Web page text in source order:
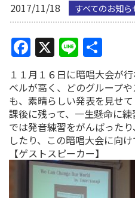
2017/11/18 すべてのお知ら
Facebook
X Line
有
１１月１６日に暗唱大会が
ベルが高く、どのグループ
も、素晴らしい発表を見せ
課後に残って、一生懸命に
では発音練習をがんばった
したり、この暗唱大会に向
【ゲストスピーカー】